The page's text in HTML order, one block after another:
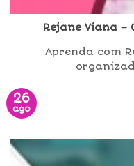
Rejane Viana –
Aprenda com
26
ago